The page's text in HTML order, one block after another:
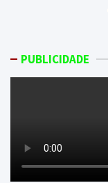
PUBLICIDADE